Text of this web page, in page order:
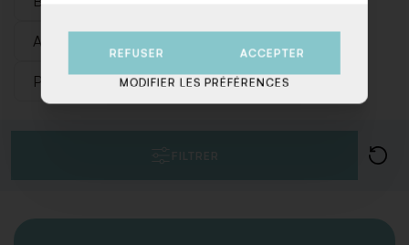
Aménagement de cuisine
Plaques de cuisson BBQ
REFUSER ACCEPTER
MODIFIER LES PRÉFÉRENCES